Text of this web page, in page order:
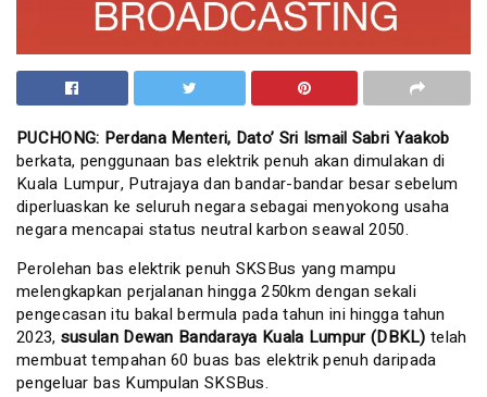
PUCHONG: Perdana Menteri, Dato’ Sri Ismail Sabri Yaakob
berkata, penggunaan bas elektrik penuh akan dimulakan di
Kuala Lumpur, Putrajaya dan bandar-bandar besar sebelum
diperluaskan ke seluruh negara sebagai menyokong usaha
negara mencapai status neutral karbon seawal 2050.
Perolehan bas elektrik penuh SKSBus yang mampu
melengkapkan perjalanan hingga 250km dengan sekali
pengecasan itu bakal bermula pada tahun ini hingga tahun
2023, susulan Dewan Bandaraya Kuala Lumpur (DBKL) telah
membuat tempahan 60 buas bas elektrik penuh daripada
pengeluar bas Kumpulan SKSBus.